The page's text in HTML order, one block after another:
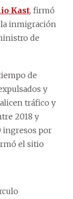
Kast, firmó
inmigración
de
de
y
tráfico y
2018 y
ingresos por
el sitio